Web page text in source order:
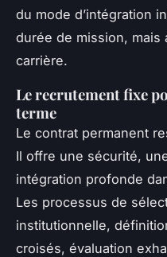
du mode d’intégration
durée de mission, mais
carrière.
Le recrutement fixe
terme
Le contrat permanent
Il offre une sécurité,
intégration profonde
Les processus de
institutionnelle,
croisés, évaluation